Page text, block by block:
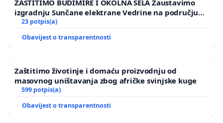
ZAŠTITIMO BUDIMIRE I OKOLNA SELA Zaustavimo
izgradnju Sunčane elektrane Vedrine na području
Ugljana
23 potpis(a)
Obavijest o transparentnosti
Zaštitimo životinje i domaću proizvodnju od
masovnog uništavanja zbog afričke svinjske kuge
599 potpis(a)
Obavijest o transparentnosti